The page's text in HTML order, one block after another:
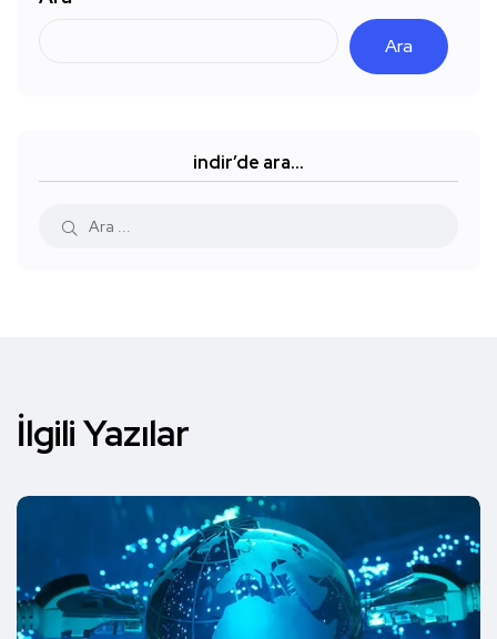
Ara
indir’de ara…
İlgili Yazılar